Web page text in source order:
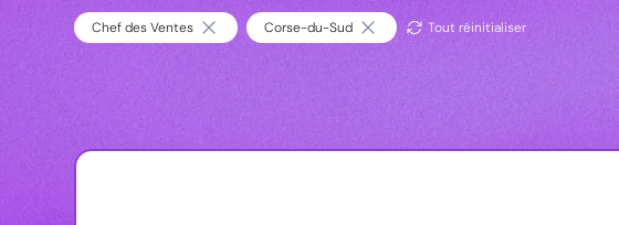
Chef des Ventes Corse-du-Sud Tout réinitialiser